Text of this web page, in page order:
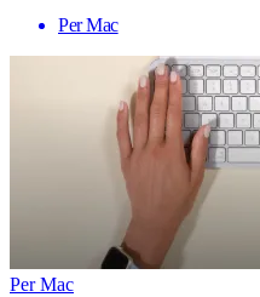
Per Mac
Per Mac